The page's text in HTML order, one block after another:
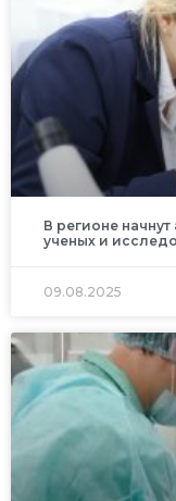
В регионе
ученых и
09.08.2025